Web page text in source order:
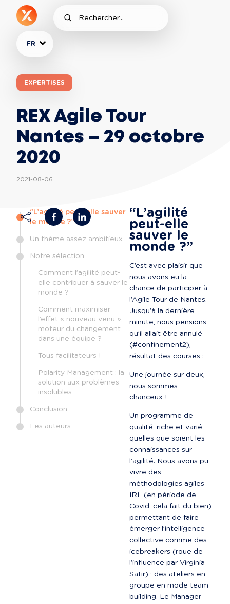
FR
EXPERTISES
REX Agile Tour
Nantes – 29 octobre
2020
2021-08-06
“L’agilité peut-elle sauver
le monde ?”
Un thème assez ambitieux
Notre sélection
Comment l’agilité peut-
elle contribuer à sauver le
monde ?
Comment maximiser
l’effet « nouveau venu »,
moteur du changement
dans une équipe ?
Tous facilitateurs !
Polarity Management : la
solution aux problèmes
insolubles
Conclusion
Les auteurs
“L’agilité
peut-elle
sauver le
monde ?”
C’est avec plaisir que
nous avons eu la
chance de participer à
l’Agile Tour de Nantes.
Jusqu’à la dernière
minute, nous pensions
qu’il allait être annulé
(#confinement2),
résultat des courses :
Une journée sur deux,
nous sommes
chanceux !
Un programme de
qualité, riche et varié
quelles que soient les
connaissances sur
l’agilité. Nous avons pu
vivre des
méthodologies agiles
IRL (en période de
Covid, cela fait du bien)
permettant de faire
émerger l’intelligence
collective comme des
icebreakers (roue de
l’influence par Virginia
Satir) ; des ateliers en
groupe en mode team
building. Le Manager